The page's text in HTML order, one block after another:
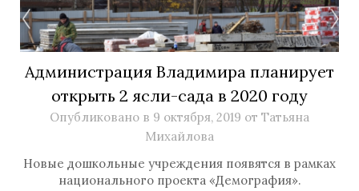
Администрация Владимира планирует
открыть 2 ясли-сада в 2020 году
Опубликовано в 9 октября, 2019 от Татьяна
Михайлова
Новые дошкольные учреждения появятся в рамках
национального проекта «Демография».